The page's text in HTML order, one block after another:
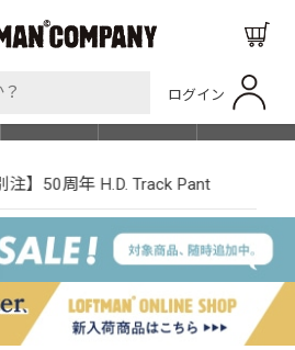
ログイン
SHOP LIST
注】50周年 H.D. Track Pant